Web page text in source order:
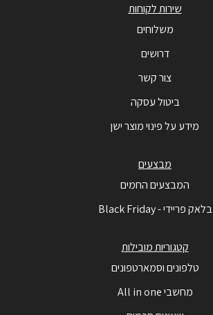
שירות לקוחות
משלוחים
דרושים
צור קשר
ביטול עסקה
מידע על פינוי מוצר ישן
מבצעים
המבצעים החמים
בלאק פריידי - Black Friday
קטגוריות מובילות
טלפונים וסמארטפונים
מחשבי All in one